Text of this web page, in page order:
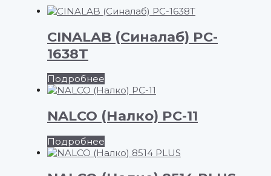
CINALAB (Синалаб) PC-
1638T
Подробнее
NALCO (Налко) PC-11
Подробнее